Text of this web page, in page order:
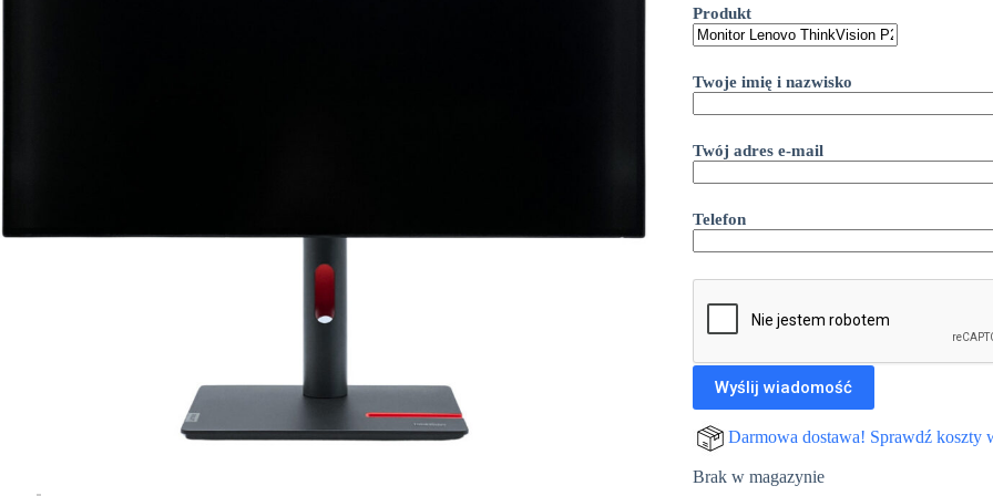
Produkt
Twoje imię i nazwisko
Twój adres e-mail
Telefon
Darmowa dostawa! Sprawdź koszty
Brak w magazynie